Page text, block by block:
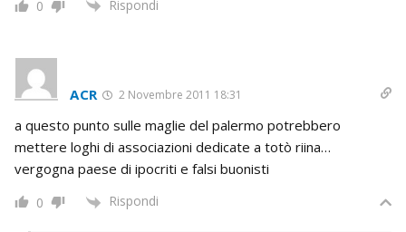
0 Rispondi
ACR 2 Novembre 2011 18:31
a questo punto sulle maglie del palermo potrebbero
mettere loghi di associazioni dedicate a totò riina…
vergogna paese di ipocriti e falsi buonisti
0 Rispondi